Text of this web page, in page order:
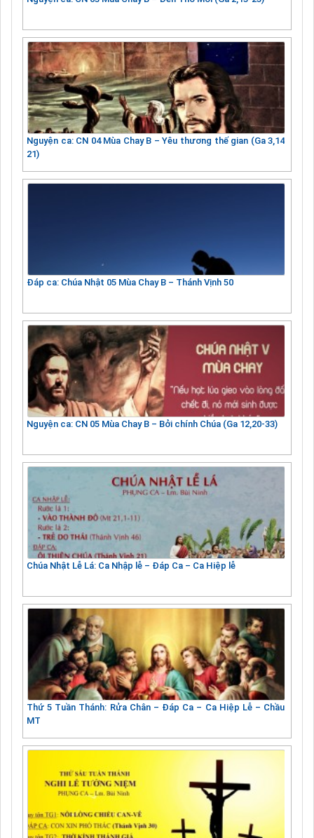
Nguyện ca: CN 04 Mùa Chay B – Yêu thương thế gian (Ga 3,14
21)
Đáp ca: Chúa Nhật 05 Mùa Chay B – Thánh Vịnh 50
Nguyện ca: CN 05 Mùa Chay B – Bởi chính Chúa (Ga 12,20-33)
Chúa Nhật Lễ Lá: Ca Nhập lễ – Đáp Ca – Ca Hiệp lễ
Thứ 5 Tuần Thánh: Rửa Chân – Đáp Ca – Ca Hiệp Lễ – Chầu
MT